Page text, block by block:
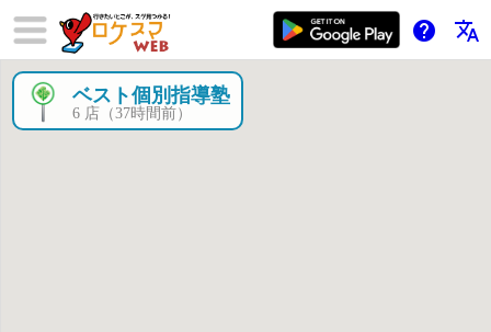
help translate
×
ベスト個別指導塾
6 店（37時間前）